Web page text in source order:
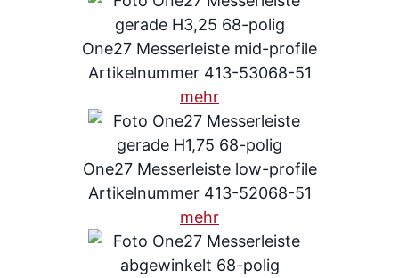
One27 Messerleiste mid-profile
Artikelnummer 413-53068-51
mehr
One27 Messerleiste low-profile
Artikelnummer 413-52068-51
mehr